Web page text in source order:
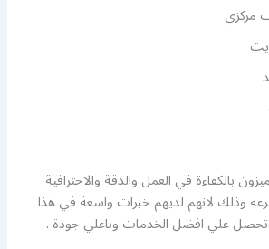
مركزي
بالكفاءة في العمل والدقة والاحترافية
وذلك لانهم لديهم خبرات واسعة في هذا
تحصل علي افضل الخدمات وباعلي جودة .